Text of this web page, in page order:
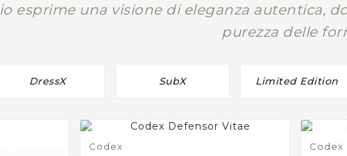
esprime una visione di eleganza autentica,
purezza delle
DressX SubX Limited Edition
Codex Codex